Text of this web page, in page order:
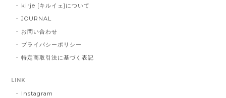
kirje [キルイェ]について
JOURNAL
お問い合わせ
プライバシーポリシー
特定商取引法に基づく表記
LINK
Instagram